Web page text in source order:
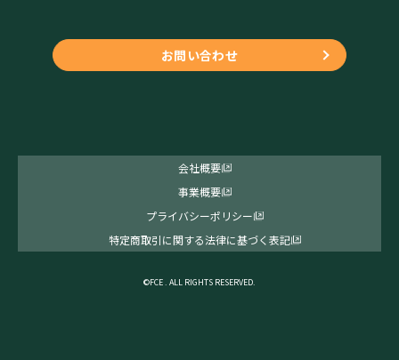
お問い合わせ
会社概要
事業概要
プライバシーポリシー
特定商取引に関する法律に基づく表記
©FCE . ALL RIGHTS RESERVED.